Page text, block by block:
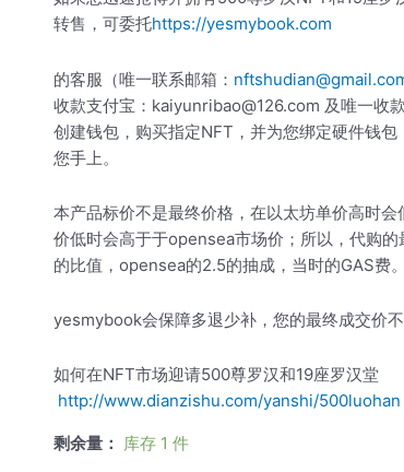
转售，可委托https://yesmybook.com
的客服（唯一联系邮箱：
收款支付宝：kaiyunribao@126.com 及唯一收
创建钱包，购买指定NFT，并为您绑定硬件钱
您手上。
本产品标价不是最终价格，在以太坊单价高时
价低时会高于于opensea市场价；所以，代购
的比值，opensea的2.5的抽成，当时的GAS费。
yesmybook会保障多退少补，您的最终成交价
如何在NFT市场迎请500尊罗汉和19座罗汉堂
http://www.dianzishu.com/yanshi/500luohan
剩余量： 库存 1 件
利
特
尊
者
数